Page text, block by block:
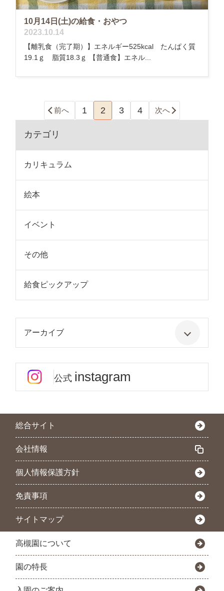
10月14日(土)の給食・おやつ
2023.10.14
【離乳食（完了期）】エネルギー525kcal たんぱく質
19.1ｇ 脂質18.3ｇ 【普通食】エネル...
前へ 1 2 3 4 次へ
カテゴリ
カリキュラム
絵本
イベント
その他
給食ピックアップ
アーカイブ
公式 instagram
総合サイト
会社情報
個人情報保護方針
免責事項
サイトマップ
高槻園について
園の特長